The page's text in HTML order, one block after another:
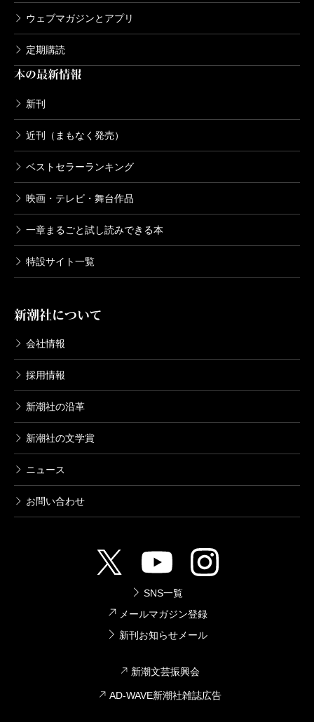
ウェブマガジンとアプリ
定期購読
本の最新情報
新刊
近刊（まもなく発売）
ベストセラーランキング
映画・テレビ・舞台作品
一章まるごと試し読みできる本
特設サイト一覧
新潮社について
会社情報
採用情報
新潮社の沿革
新潮社の文学賞
ニュース
お問い合わせ
SNS一覧
メールマガジン登録
新刊お知らせメール
新潮文芸振興会
AD-WAVE新潮社雑誌広告